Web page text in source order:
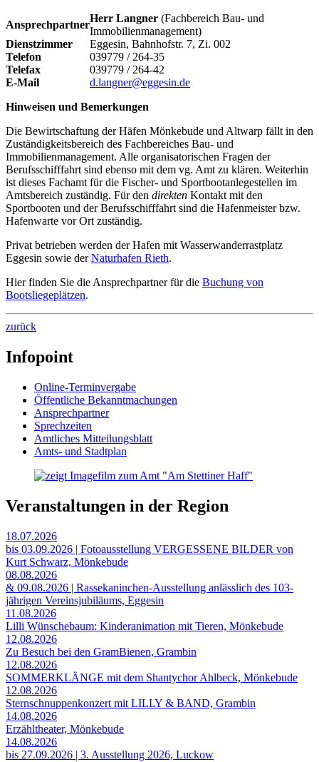
Ansprechpartner
Herr Langner (Fachbereich Bau- und
Immobilienmanagement)
Dienstzimmer
Eggesin, Bahnhofstr. 7, Zi. 002
Telefon
039779 / 264-35
Telefax
039779 / 264-42
E-Mail
d.langner@eggesin.de
Hinweisen und Bemerkungen
Die Bewirtschaftung der Häfen Mönkebude und Altwarp fällt in den
Zuständigkeitsbereich des Fachbereiches Bau- und
Immobilienmanagement. Alle organisatorischen Fragen der
Berufsschifffahrt sind ebenso mit dem vg. Amt zu klären. Weiterhin
ist dieses Fachamt für die Fischer- und Sportbootanlegestellen im
Amtsbereich zuständig. Für den direkten Kontakt mit den
Sportbooten und der Berufsschifffahrt sind die Hafenmeister bzw.
Hafenwarte vor Ort zuständig.
Privat betrieben werden der Hafen mit Wasserwanderrastplatz
Eggesin sowie derNaturhafen Rieth.
Hier finden Sie die Ansprechpartner für die Buchung von
Bootsliegeplätzen.
zurück
Infopoint
Online-Terminvergabe
Öffentliche Bekanntmachungen
Ansprechpartner
Sprechzeiten
Amtliches Mitteilungsblatt
Amts- und Stadtplan
Veranstaltungen in der Region
18.07.2026
bis 03.09.2026 | Fotoausstellung VERGESSENE BILDER von
Kurt Schwarz, Mönkebude
08.08.2026
& 09.08.2026 | Rassekaninchen-Ausstellung anlässlich des 103-
jährigen Vereinsjubiläums, Eggesin
11.08.2026
Lilli Wünschebaum: Kinderanimation mit Tieren, Mönkebude
12.08.2026
Zu Besuch bei den GramBienen, Grambin
12.08.2026
SOMMERKLÄNGE mit dem Shantychor Ahlbeck, Mönkebude
12.08.2026
Sternschnuppenkonzert mit LILLY & BAND, Grambin
14.08.2026
Erzähltheater, Mönkebude
14.08.2026
bis 27.09.2026 | 3. Ausstellung 2026, Luckow